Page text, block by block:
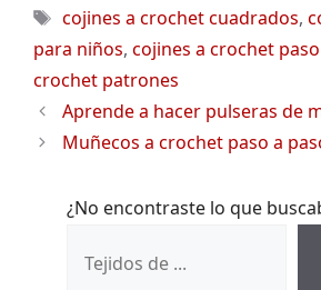
Etiquetas
cojines a crochet cuadrados,
para niños, cojines a crochet
crochet patrones
Aprende a hacer pulseras de
Muñecos a crochet paso a
¿No encontraste lo que